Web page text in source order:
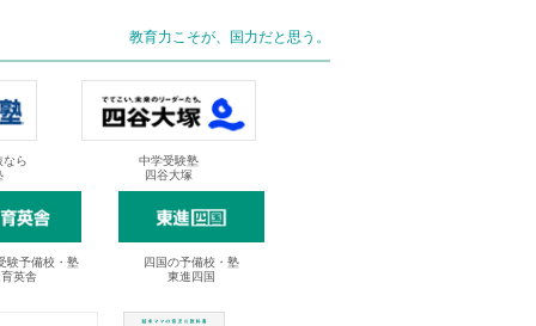
教育力こそが、国力だと思う。
なら
中学受験塾
四谷大塚
験予備校・塾
英舎
四国の予備校・塾
東進四国